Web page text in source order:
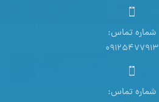
شماره تماس:
09125477913
شماره تماس: